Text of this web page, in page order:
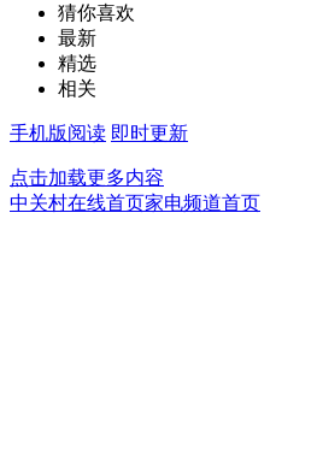
猜你喜欢
最新
精选
相关
手机版阅读 即时更新
点击加载更多内容
中关村在线首页家电频道首页